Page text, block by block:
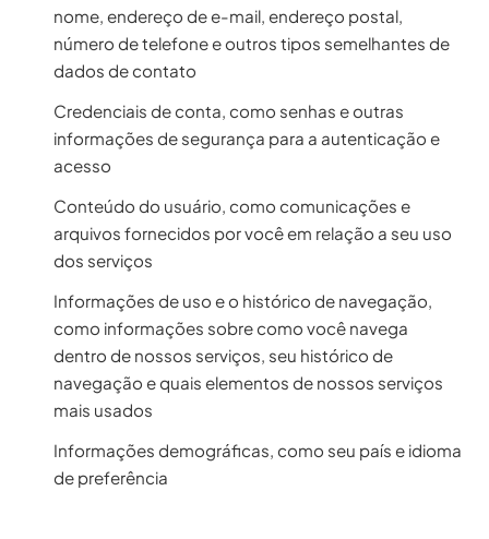
nome, endereço de e-mail, endereço postal,
número de telefone e outros tipos semelhantes de
dados de contato
Credenciais de conta, como senhas e outras
informações de segurança para a autenticação e
acesso
Conteúdo do usuário, como comunicações e
arquivos fornecidos por você em relação a seu uso
dos serviços
Informações de uso e o histórico de navegação,
como informações sobre como você navega
dentro de nossos serviços, seu histórico de
navegação e quais elementos de nossos serviços
mais usados
Informações demográficas, como seu país e idioma
de preferência